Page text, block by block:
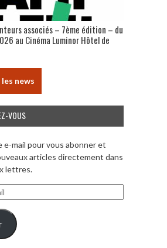
associés – 7ème édition – du
au Cinéma Luminor Hôtel de
news
VOUS
e-mail pour vous abonner et
articles directement dans
lettres.